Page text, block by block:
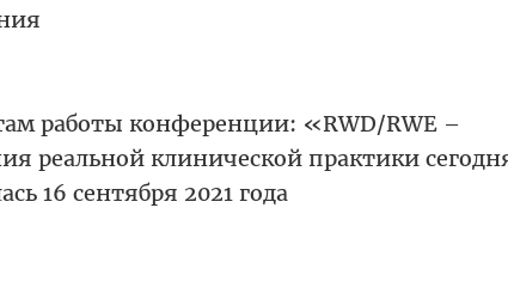
работы конференции: «RWD/RWE –
реальной клинической практики
16 сентября 2021 года